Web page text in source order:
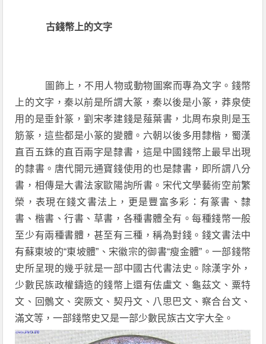
古錢幣上的文字
圖飾上，不用人物或動物圖案而專為文字。錢幣
上的文字，秦以前是所謂大篆，秦以後是小篆，莽泉使
用的是垂針篆，劉宋孝建錢是薤葉書，北周布泉則是玉
筋篆，這些都是小篆的變體。六朝以後多用隸楷，蜀漢
直百五銖的直百兩字是隸書，這是中國錢幣上最早出現
的隸書。唐代開元通寶錢使用的也是隸書，即所謂八分
書，相傳是大書法家歐陽詢所書。宋代文學藝術空前繁
榮，表現在錢文書法上，更是豐富多彩：有篆書、隸
書、楷書、行書、草書，各種書體全有。每種錢幣一般
至少有兩種書體，甚至有三種，稱為對錢。錢文書法中
有蘇東坡的“東坡體”、宋徽宗的御書“瘦金體”。一部錢幣
史所呈現的幾乎就是一部中國古代書法史。除漢字外，
少數民族政權鑄造的錢幣上還有佉盧文、龜茲文、粟特
文、回鶻文、突厥文、契丹文、八思巴文、察合台文、
滿文等，一部錢幣史又是一部少數民族古文字大全。